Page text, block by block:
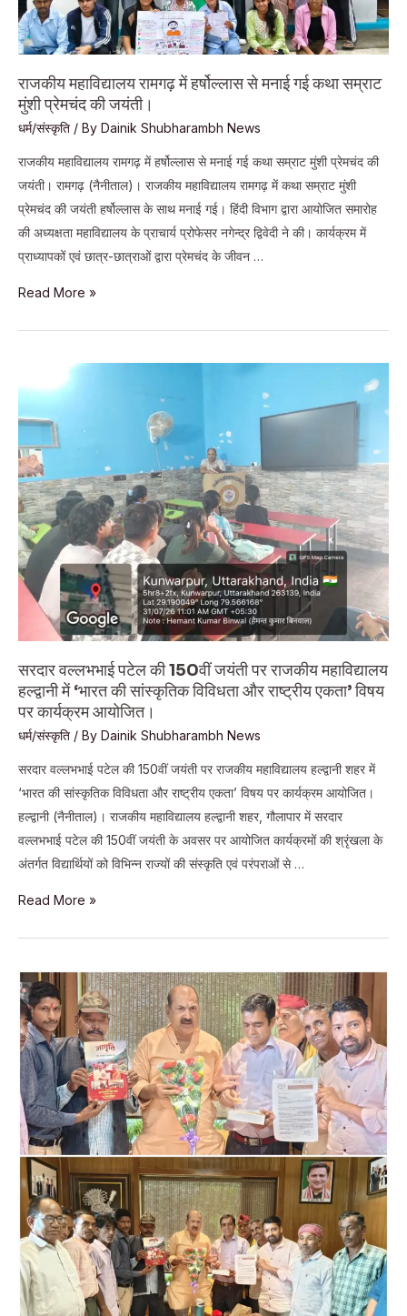
श्रीमद्भागवत
महापुराण
कथा
का
शुभारंभ।
राजकीय महाविद्यालय रामगढ़ में हर्षोल्लास से मनाई गई कथा सम्राट
मुंशी प्रेमचंद की जयंती।
धर्म/संस्कृति / By Dainik Shubharambh News
राजकीय महाविद्यालय रामगढ़ में हर्षोल्लास से मनाई गई कथा सम्राट मुंशी प्रेमचंद की
जयंती। रामगढ़ (नैनीताल)। राजकीय महाविद्यालय रामगढ़ में कथा सम्राट मुंशी
प्रेमचंद की जयंती हर्षोल्लास के साथ मनाई गई। हिंदी विभाग द्वारा आयोजित समारोह
की अध्यक्षता महाविद्यालय के प्राचार्य प्रोफेसर नगेन्द्र द्विवेदी ने की। कार्यक्रम में
प्राध्यापकों एवं छात्र-छात्राओं द्वारा प्रेमचंद के जीवन …
राजकीय
हर्षोल्लास
गई
कथा
सम्राट
मुंशी
प्रेमचंद
की
जयंती।
Read More »
सरदार वल्लभभाई पटेल की 150वीं जयंती पर राजकीय महाविद्यालय
हल्द्वानी में ‘भारत की सांस्कृतिक विविधता और राष्ट्रीय एकता’ विषय
पर कार्यक्रम आयोजित।
धर्म/संस्कृति / By Dainik Shubharambh News
सरदार वल्लभभाई पटेल की 150वीं जयंती पर राजकीय महाविद्यालय हल्द्वानी शहर में
‘भारत की सांस्कृतिक विविधता और राष्ट्रीय एकता’ विषय पर कार्यक्रम आयोजित।
हल्द्वानी (नैनीताल)। राजकीय महाविद्यालय हल्द्वानी शहर, गौलापार में सरदार
वल्लभभाई पटेल की 150वीं जयंती के अवसर पर आयोजित कार्यक्रमों की श्रृंखला के
अंतर्गत विद्यार्थियों को विभिन्न राज्यों की संस्कृति एवं परंपराओं से …
सरदार
की
150वीं
जयंती
पर
राजकीय
महाविद्यालय
हल्द्वानी
में
‘भारत
की
सांस्कृतिक
विविधता
राष्ट्रीय
एकता’
Read More »